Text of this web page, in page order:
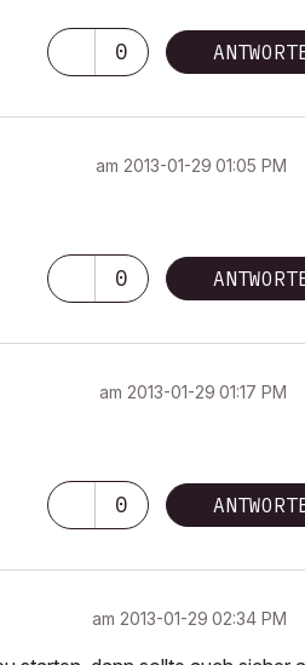
0
am ‎2013-01-29 01:05 PM
0
am ‎2013-01-29 01:17 PM
0
am ‎2013-01-29 02:34 PM